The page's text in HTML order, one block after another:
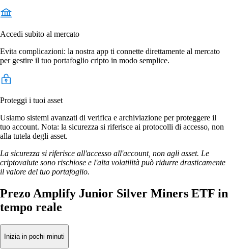
Accedi subito al mercato
Evita complicazioni: la nostra app ti connette direttamente al mercato
per gestire il tuo portafoglio cripto in modo semplice.
Proteggi i tuoi asset
Usiamo sistemi avanzati di verifica e archiviazione per proteggere il
tuo account. Nota: la sicurezza si riferisce ai protocolli di accesso, non
alla tutela degli asset.
La sicurezza si riferisce all'accesso all'account, non agli asset. Le
criptovalute sono rischiose e l'alta volatilità può ridurre drasticamente
il valore del tuo portafoglio.
Prezo Amplify Junior Silver Miners ETF in
tempo reale
Inizia in pochi minuti